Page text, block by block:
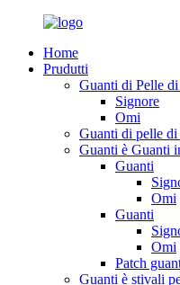
Home
Prudutti
Guanti di Pelle di
Signore
Omi
Guanti di pelle di
Guanti è Guanti
Guanti
Omi
Guanti
Omi
Patch
Guanti è stivali